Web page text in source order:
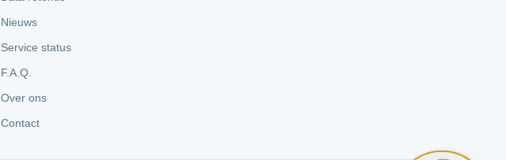
Nieuws
Service status
F.A.Q.
Over ons
Contact